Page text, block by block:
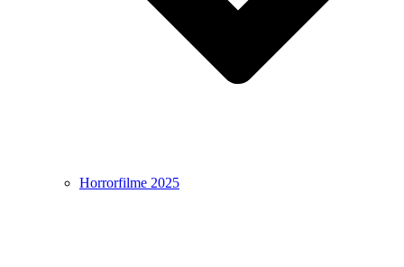
Horrorfilme 2025